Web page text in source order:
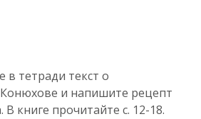
тетради текст о
и напишите рецепт
книге прочитайте с. 12-18.